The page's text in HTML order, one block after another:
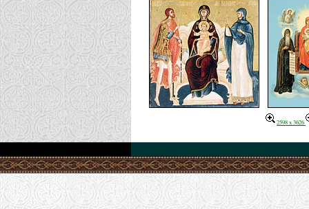
2598 x 3626